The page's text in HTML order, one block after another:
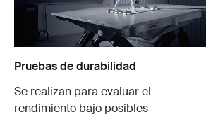
Pruebas de durabilidad
Se realizan para evaluar el
rendimiento bajo posibles